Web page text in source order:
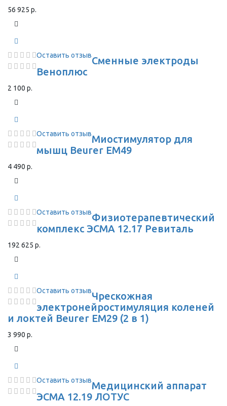
56 925 р.
Оставить отзывСменные электроды
Веноплюс
2 100 р.
Оставить отзывМиостимулятор для
мышц Beurer EM49
4 490 р.
Оставить отзывФизиотерапевтический
комплекс ЭСМА 12.17 Ревиталь
192 625 р.
Оставить отзывЧрескожная
электронейростимуляция коленей
и локтей Beurer EM29 (2 в 1)
3 990 р.
Оставить отзывМедицинский аппарат
ЭСМА 12.19 ЛОТУС